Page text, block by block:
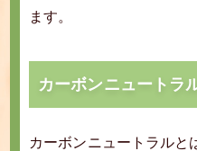
ます。
カーボンニュートラ
カーボンニュートラルと